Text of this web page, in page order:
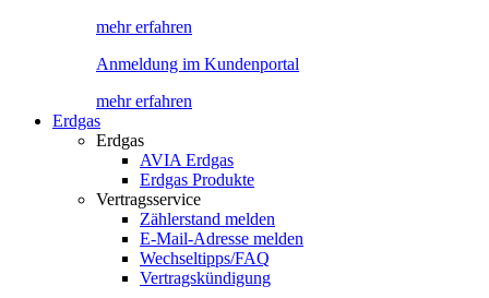
mehr erfahren
Anmeldung im Kundenportal
mehr erfahren
Erdgas
Erdgas
AVIA Erdgas
Erdgas Produkte
Vertragsservice
Zählerstand melden
E-Mail-Adresse melden
Wechseltipps/FAQ
Vertragskündigung